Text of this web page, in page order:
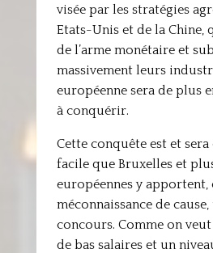
visée par les stratégies
Etats-Unis et de la Chine,
de l’arme monétaire et
massivement leurs
européenne sera de plus
à conquérir.
Cette conquête est et sera
facile que Bruxelles et
européennes y apportent,
méconnaissance de
concours. Comme on
de bas salaires et un